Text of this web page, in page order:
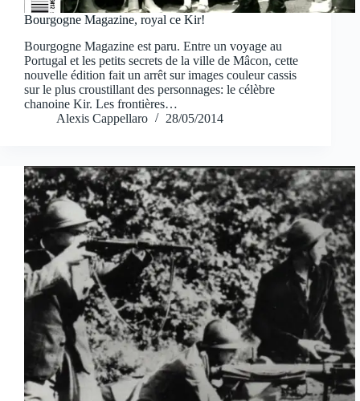
Bourgogne Magazine, royal ce Kir!
Bourgogne Magazine est paru. Entre un voyage au
Portugal et les petits secrets de la ville de Mâcon, cette
nouvelle édition fait un arrêt sur images couleur cassis
sur le plus croustillant des personnages: le célèbre
chanoine Kir. Les frontières…
Alexis Cappellaro
28/05/2014